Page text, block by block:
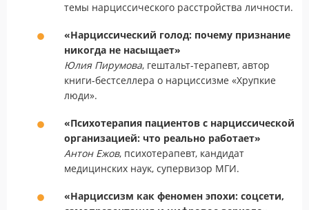
темы нарциссического расстройства личности.
«Нарциссический голод: почему признание
никогда не насыщает»
Юлия Пирумова, гештальт-терапевт, автор
книги-бестселлера о нарциссизме «Хрупкие
люди».
«Психотерапия пациентов с нарциссической
организацией: что реально работает»
Антон Ежов, психотерапевт, кандидат
медицинских наук, супервизор МГИ.
«Нарциссизм как феномен эпохи: соцсети,